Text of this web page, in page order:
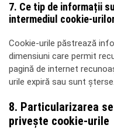
7. Ce tip de informații
intermediul cookie-
Cookie-urile păstrează
dimensiuni care permit
pagină de internet
urile expiră sau sunt șterse.
8. Particularizarea
privește cookie-urile